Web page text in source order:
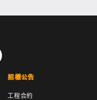
招標公告
工程合約